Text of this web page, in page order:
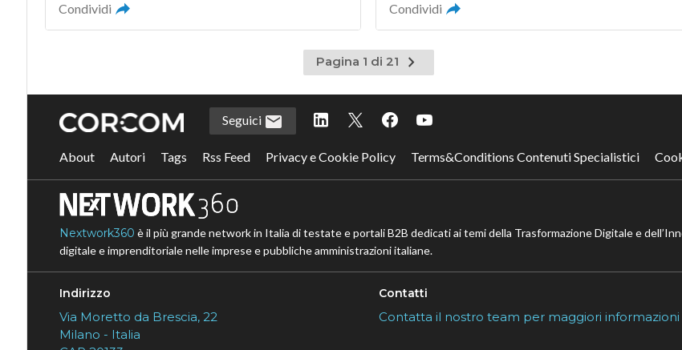
Condividi Condividi
Pagina 1 di 21
Pagina
successiva
Seguici
About Autori Tags Rss Feed Privacy e Cookie Policy Terms&Conditions Contenuti Specialistici
Nextwork360 è il più grande network in Italia di testate e portali B2B dedicati ai temi della Trasformazione Digitale e
digitale e imprenditoriale nelle imprese e pubbliche amministrazioni italiane.
Indirizzo
Via Moretto da Brescia, 22
Milano - Italia
Contatti
Contatta il nostro team per maggiori informazioni